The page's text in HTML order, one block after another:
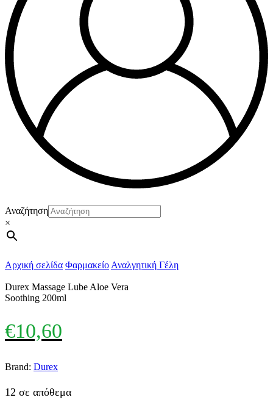
Αναζήτηση
×
Αρχική σελίδα Φαρμακείο Αναλγητική Γέλη
Durex Massage Lube Aloe Vera
Soothing 200ml
€10,60
Brand: Durex
12 σε απόθεμα